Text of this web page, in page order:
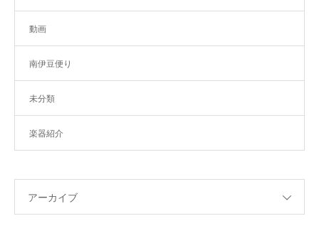
動画
南伊豆便り
未分類
楽器紹介
アーカイブ